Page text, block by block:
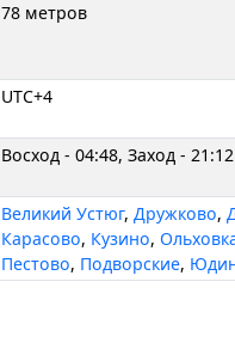
78 метров
UTC+4
Восход - 04:48, Заход - 21:12
Великий Устюг,Дружково,
Карасово, Кузино,
Пестово, Подворские,